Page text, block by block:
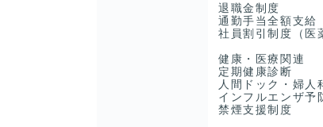
退職金制度
通勤手当全額支給
社員割引制度（医
健康・医療関連
定期健康診断
人間ドック・婦人
インフルエンザ予
禁煙支援制度